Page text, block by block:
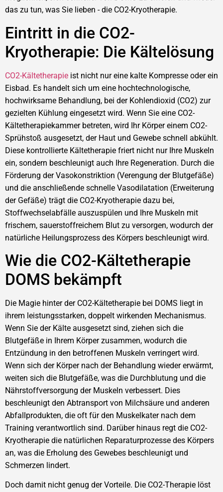
das zu tun, was Sie lieben - die CO2-Kryotherapie.
Eintritt in die CO2-
Kryotherapie: Die Kältelösung
CO2-Kältetherapie ist nicht nur eine kalte Kompresse oder ein
Eisbad. Es handelt sich um eine hochtechnologische,
hochwirksame Behandlung, bei der Kohlendioxid (CO2) zur
gezielten Kühlung eingesetzt wird. Wenn Sie eine CO2-
Kältetherapiekammer betreten, wird Ihr Körper einem CO2-
Sprühstoß ausgesetzt, der Haut und Gewebe schnell abkühlt.
Diese kontrollierte Kältetherapie friert nicht nur Ihre Muskeln
ein, sondern beschleunigt auch Ihre Regeneration. Durch die
Förderung der Vasokonstriktion (Verengung der Blutgefäße)
und die anschließende schnelle Vasodilatation (Erweiterung
der Gefäße) trägt die CO2-Kryotherapie dazu bei,
Stoffwechselabfälle auszuspülen und Ihre Muskeln mit
frischem, sauerstoffreichem Blut zu versorgen, wodurch der
natürliche Heilungsprozess des Körpers beschleunigt wird.
Wie die CO2-Kältetherapie
DOMS bekämpft
Die Magie hinter der CO2-Kältetherapie bei DOMS liegt in
ihrem leistungsstarken, doppelt wirkenden Mechanismus.
Wenn Sie der Kälte ausgesetzt sind, ziehen sich die
Blutgefäße in Ihrem Körper zusammen, wodurch die
Entzündung in den betroffenen Muskeln verringert wird.
Wenn sich der Körper nach der Behandlung wieder erwärmt,
weiten sich die Blutgefäße, was die Durchblutung und die
Nährstoffversorgung der Muskeln verbessert. Dies
beschleunigt den Abtransport von Milchsäure und anderen
Abfallprodukten, die oft für den Muskelkater nach dem
Training verantwortlich sind. Darüber hinaus regt die CO2-
Kryotherapie die natürlichen Reparaturprozesse des Körpers
an, was die Erholung des Gewebes beschleunigt und
Schmerzen lindert.
Doch damit nicht genug der Vorteile. Die CO2-Therapie löst